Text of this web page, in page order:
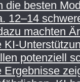
die besten
12–14
machten
KI-
potenziell
Ergebnisse